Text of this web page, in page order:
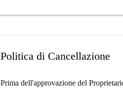
importanti attrazioni turistiche come
Politica di Cancellazione
Prima dell'approvazione del